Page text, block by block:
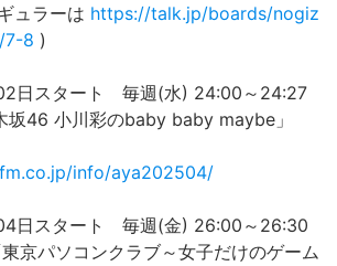
ュラーは https://talk.jp/boards/nogiz
7-8 )
02日スタート 毎週(水) 24:00～24:27
46 小川彩のbaby baby maybe」
info/aya202504/
04日スタート 毎週(金) 26:00～26:30
パソコンクラブ～女子だけのゲーム